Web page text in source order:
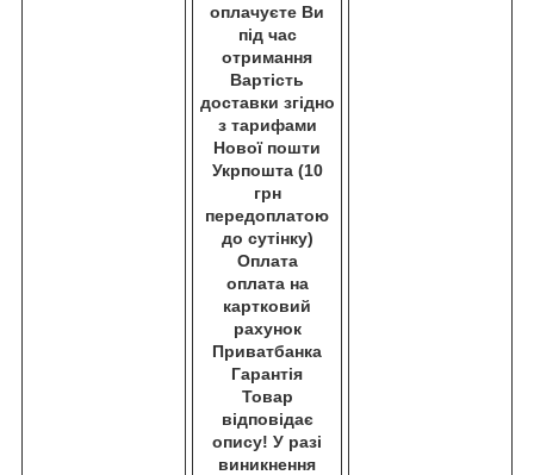
оплачуєте Ви
під час
отримання
Вартість
доставки згідно
з тарифами
Нової пошти
Укрпошта (10
грн
передоплатою
до сутінку)
Оплата
оплата на
картковий
рахунок
Приватбанка
Гарантія
Товар
відповідає
опису! У разі
виникнення